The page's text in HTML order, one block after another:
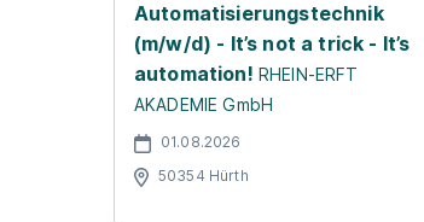
Automatisierungstechnik
(m/w/d) - It’s not a trick - It’s
automation! RHEIN-ERFT
AKADEMIE GmbH
01.08.2026
50354 Hürth